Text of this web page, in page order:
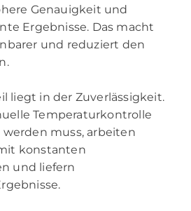
Genauigkeit und
Ergebnisse. Das macht
und reduziert den
liegt in der Zuverlässigkeit.
Temperaturkontrolle
muss, arbeiten
konstanten
und liefern